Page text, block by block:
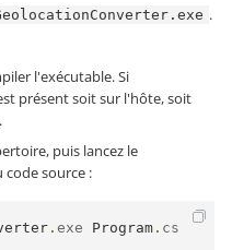
.
l'exécutable. Si
présent soit sur l'hôte, soit
puis lancez le
source :
. exe Program . cs